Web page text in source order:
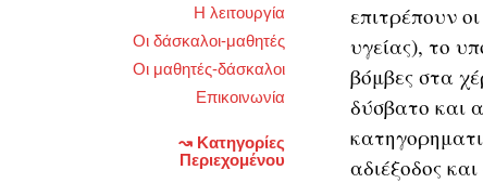
Η λειτουργία
Οι δάσκαλοι-μαθητές
Οι μαθητές-δάσκαλοι
Επικοινωνία
↝ Κατηγορίες
Περιεχομένου
επιτρέπουν
υγείας), το
βόμβες στα
δύσβατο και
αδιέξοδος